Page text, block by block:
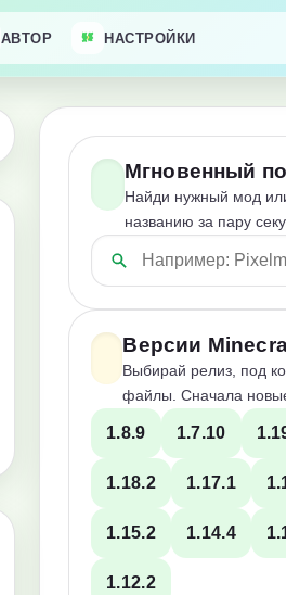
АВТОР НАСТРОЙКИ
Мгновенный
Найди нужный мод
названию за пару
Версии
Выбирай релиз, под
файлы. Сначала
1.8.9 1.7.10
1.18.2 1.17.1
1.15.2 1.14.4
1.12.2